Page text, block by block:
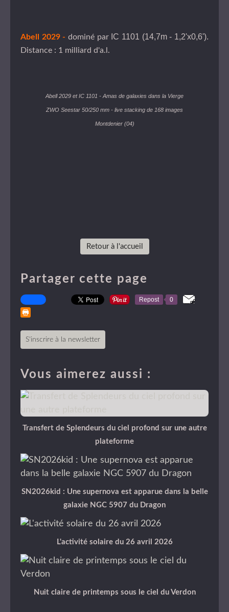
Abell 2029 - dominé par IC 1101 (14,7m - 1,2'x0,6').
Distance : 1 milliard d'a.l.
Abell 2029 et IC 1101 - Amas de galaxies dans la Vierge
ZWO Seestar 50/250 mm - live stacking de 168 images
Montdenier (04)
Retour à l'accueil
Partager cette page
Repost 0
S'inscrire à la newsletter
Vous aimerez aussi :
Transfert de Splendeurs du ciel profond sur une autre
plateforme
SN2026kid : Une supernova est apparue dans la belle
galaxie NGC 5907 du Dragon
L'activité solaire du 26 avril 2026
Nuit claire de printemps sous le ciel du Verdon